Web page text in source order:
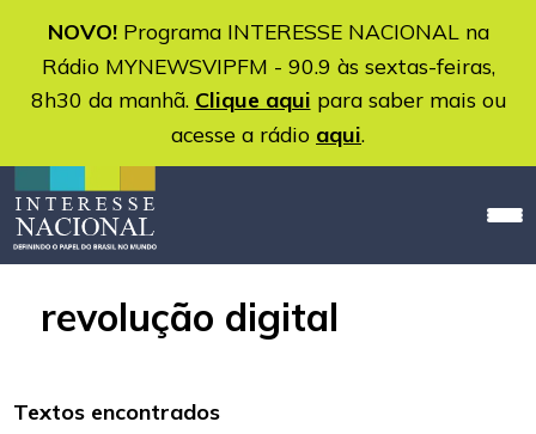
NOVO!Programa INTERESSE NACIONAL na
Rádio MYNEWSVIPFM - 90.9 às sextas-feiras,
8h30 da manhã. Clique aqui para saber mais ou
acesse a rádio aqui.
revolução digital
Textos encontrados